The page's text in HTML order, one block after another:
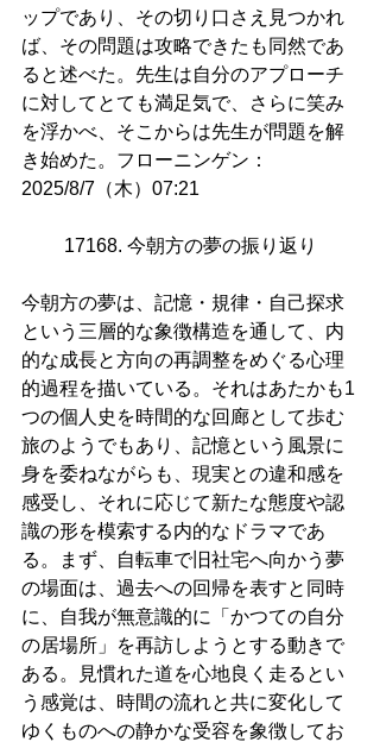
ップであり、その切り口さえ見つかれ
ば、その問題は攻略できたも同然であ
ると述べた。先生は自分のアプローチ
に対してとても満足気で、さらに笑み
を浮かべ、そこからは先生が問題を解
き始めた。フローニンゲン：
2025/8/7（木）07:21
17168. 今朝方の夢の振り返り
今朝方の夢は、記憶・規律・自己探求
という三層的な象徴構造を通して、内
的な成長と方向の再調整をめぐる心理
的過程を描いている。それはあたかも1
つの個人史を時間的な回廊として歩む
旅のようでもあり、記憶という風景に
身を委ねながらも、現実との違和感を
感受し、それに応じて新たな態度や認
識の形を模索する内的なドラマであ
る。まず、自転車で旧社宅へ向かう夢
の場面は、過去への回帰を表すと同時
に、自我が無意識的に「かつての自分
の居場所」を再訪しようとする動きで
ある。見慣れた道を心地良く走るとい
う感覚は、時間の流れと共に変化して
ゆくものへの静かな受容を象徴してお